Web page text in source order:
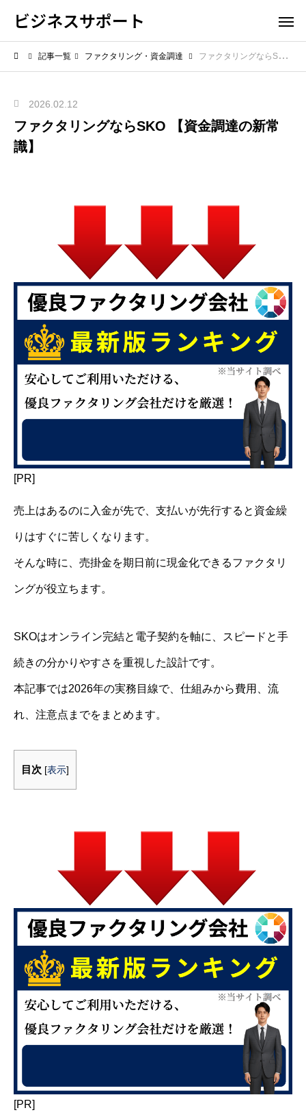
ビジネスサポート
記事一覧 ファクタリング・資金調達 ファクタリングならSKO 【資金調達の新常識】
2026.02.12
ファクタリングならSKO 【資金調達の新常
識】
[PR]
売上はあるのに入金が先で、支払いが先行すると資金繰
りはすぐに苦しくなります。
そんな時に、売掛金を期日前に現金化できるファクタリ
ングが役立ちます。
SKOはオンライン完結と電子契約を軸に、スピードと手
続きの分かりやすさを重視した設計です。
本記事では2026年の実務目線で、仕組みから費用、流
れ、注意点までをまとめます。
目次 [表示]
[PR]